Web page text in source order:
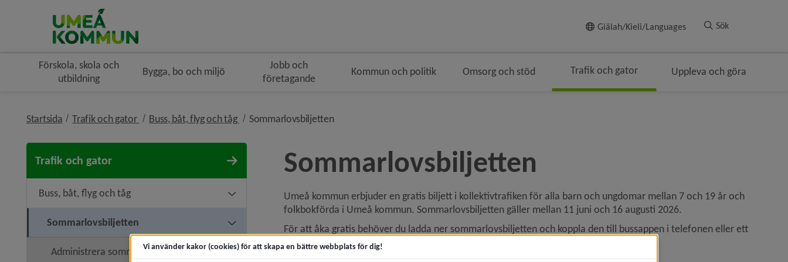
Giälah/Kieli/Languages Sök
Förskola, skola och
utbildning
Bygga, bo och miljö
Jobb och
företagande
Kommun och politik Omsorg och stöd Trafik och gator Uppleva och göra
Startsida Trafik och gator nivå i brödsmulenavigeringen
Buss, båt, flyg och tåg nivå i brödsmulenavigeringen
Sommarlovsbiljettennivå i brödsmulenavigeringen
Trafik och gator
Buss, båt, flyg och tåg Undermeny för Buss, båt, flyg och tåg
Sommarlovsbiljetten Undermeny för Sommarlovsbiljetten
Administrera sommarlovsbiljetten
Sommarlovsbiljetten
Umeå kommun erbjuder en gratis ­biljett i kollektivtrafiken för alla barn och ungdomar mellan 7 och 19 år och
folkbokförda i Umeå kommun. Sommarlovs­biljetten gäller mellan 11 juni och 16 augusti 2026.
För att åka gratis behöver du ladda ner sommarlovsbiljetten och koppla den till bussappen i telefonen eller ett
busskort."Händer på lovet"-kortet gäller INTE som bussbiljett.
Vi använder kakor (cookies) för att skapa en bättre webbplats för dig!